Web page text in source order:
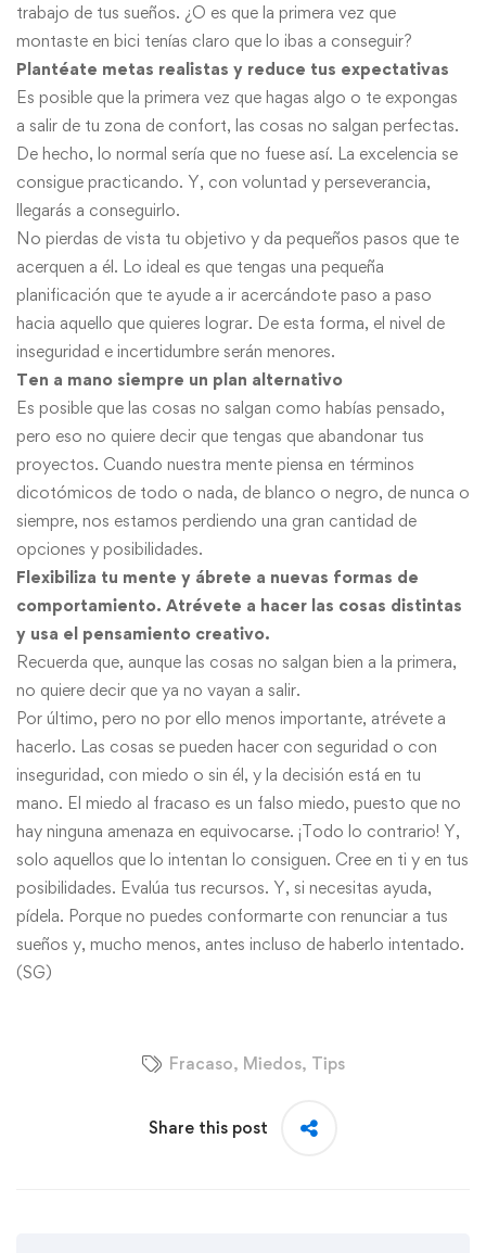
trabajo de tus sueños. ¿O es que la primera vez que
montaste en bici tenías claro que lo ibas a conseguir?
Plantéate metas realistas y reduce tus expectativas
Es posible que la primera vez que hagas algo o te expongas
a salir de tu zona de confort, las cosas no salgan perfectas.
De hecho, lo normal sería que no fuese así. La excelencia se
consigue practicando. Y, con voluntad y perseverancia,
llegarás a conseguirlo.
No pierdas de vista tu objetivo y da pequeños pasos que te
acerquen a él. Lo ideal es que tengas una pequeña
planificación que te ayude a ir acercándote paso a paso
hacia aquello que quieres lograr. De esta forma, el nivel de
inseguridad e incertidumbre serán menores.
Ten a mano siempre un plan alternativo
Es posible que las cosas no salgan como habías pensado,
pero eso no quiere decir que tengas que abandonar tus
proyectos. Cuando nuestra mente piensa en términos
dicotómicos de todo o nada, de blanco o negro, de nunca o
siempre, nos estamos perdiendo una gran cantidad de
opciones y posibilidades.
Flexibiliza tu mente y ábrete a nuevas formas de
comportamiento. Atrévete a hacer las cosas distintas
y usa el pensamiento creativo.
Recuerda que, aunque las cosas no salgan bien a la primera,
no quiere decir que ya no vayan a salir.
Por último, pero no por ello menos importante, atrévete a
hacerlo. Las cosas se pueden hacer con seguridad o con
inseguridad, con miedo o sin él, y la decisión está en tu
mano. El miedo al fracaso es un falso miedo, puesto que no
hay ninguna amenaza en equivocarse. ¡Todo lo contrario! Y,
solo aquellos que lo intentan lo consiguen. Cree en ti y en tus
posibilidades. Evalúa tus recursos. Y, si necesitas ayuda,
pídela. Porque no puedes conformarte con renunciar a tus
sueños y, mucho menos, antes incluso de haberlo intentado.
(SG)
Fracaso, Miedos, Tips
Share this post